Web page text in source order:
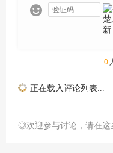

0
正在载入评论列表...
◎欢迎参与讨论，请在这